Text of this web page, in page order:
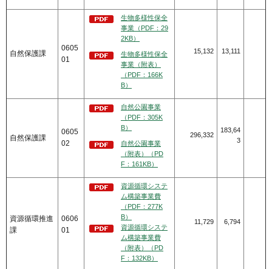
自然保護課
0605
01
生物多様性保全
事業（PDF：29
2KB）
生物多様性保全
事業（附表）
（PDF：166K
B）
15,132 13,111
自然保護課
0605
02
自然公園事業
（PDF：305K
B）
自然公園事業
（附表）（PD
F：161KB）
296,332
183,64
3
資源循環推進
課
0606
01
資源循環システ
ム構築事業費
（PDF：277K
B）
資源循環システ
ム構築事業費
（附表）（PD
F：132KB）
11,729 6,794